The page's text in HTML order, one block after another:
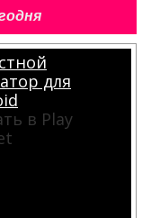
для
в Play